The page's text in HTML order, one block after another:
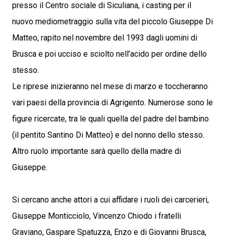
presso il Centro sociale di Siculiana, i casting per il
nuovo mediometraggio sulla vita del piccolo Giuseppe Di
Matteo, rapito nel novembre del 1993 dagli uomini di
Brusca e poi ucciso e sciolto nell’acido per ordine dello
stesso.
Le riprese inizieranno nel mese di marzo e toccheranno
vari paesi della provincia di Agrigento. Numerose sono le
figure ricercate, tra le quali quella del padre del bambino
(il pentito Santino Di Matteo) e del nonno dello stesso.
Altro ruolo importante sarà quello della madre di
Giuseppe.
Si cercano anche attori a cui affidare i ruoli dei carcerieri,
Giuseppe Monticciolo, Vincenzo Chiodo i fratelli
Graviano, Gaspare Spatuzza, Enzo e di Giovanni Brusca,